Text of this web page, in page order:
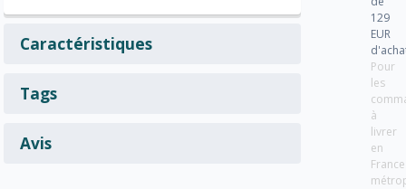
Caractéristiques
Tags
Avis
129
EUR
Pour
les
à
livrer
en
France